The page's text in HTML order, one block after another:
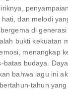
dan melodi
di
bukti kekuatan
menangkap
batas budaya.
bahwa lagu ini
tahun